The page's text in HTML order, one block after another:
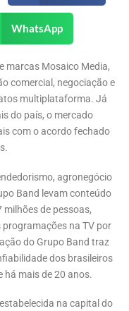
WhatsApp
marcas Mosaico Media,
comercial, negociação e
multiplataforma. Já
do país, o mercado
com o acordo fechado
agronegócio
Band levam conteúdo
de pessoas,
na TV por
do Grupo Band traz
dos brasileiros
há mais de 20 anos.
na capital do